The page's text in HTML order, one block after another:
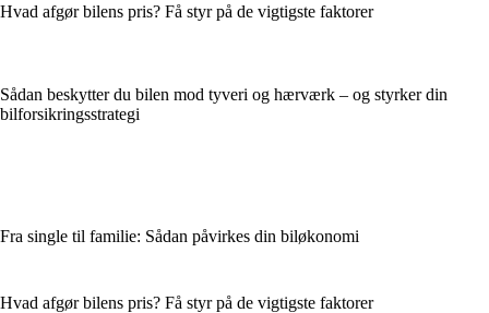
Hvad afgør bilens pris? Få styr på de vigtigste faktorer
Sådan beskytter du bilen mod tyveri og hærværk – og styrker din
bilforsikringsstrategi
Fra single til familie: Sådan påvirkes din biløkonomi
Hvad afgør bilens pris? Få styr på de vigtigste faktorer